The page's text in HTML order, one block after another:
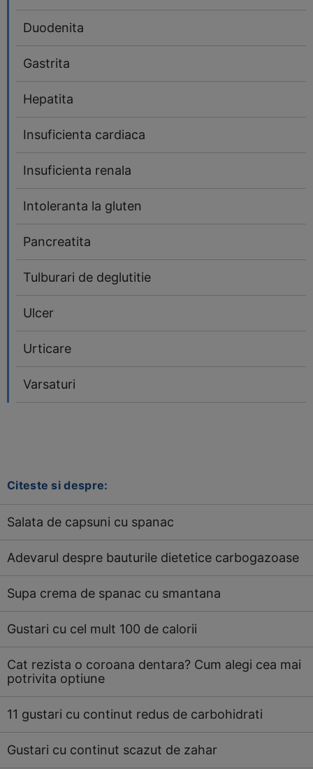
Duodenita
Gastrita
Hepatita
Insuficienta cardiaca
Insuficienta renala
Intoleranta la gluten
Pancreatita
Tulburari de deglutitie
Ulcer
Urticare
Varsaturi
Citeste si despre:
Salata de capsuni cu spanac
Adevarul despre bauturile dietetice carbogazoase
Supa crema de spanac cu smantana
Gustari cu cel mult 100 de calorii
Cat rezista o coroana dentara? Cum alegi cea mai
potrivita optiune
11 gustari cu continut redus de carbohidrati
Gustari cu continut scazut de zahar